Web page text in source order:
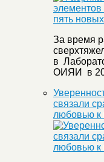
За время
в
ОИЯИ в
связали
любовью к